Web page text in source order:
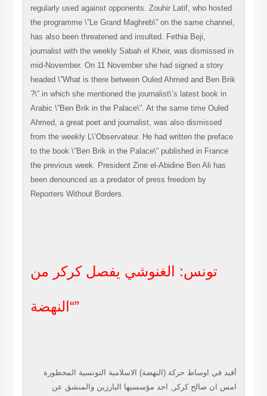
تونس: الغنوشي يفصل كركر من
“النهضة”
أفيد في اوساط حركة (النهضة) الاسلامية التونسية المحظورة
امس ان صالح كركر, احد مؤسسيها البارزين والمنشق عن